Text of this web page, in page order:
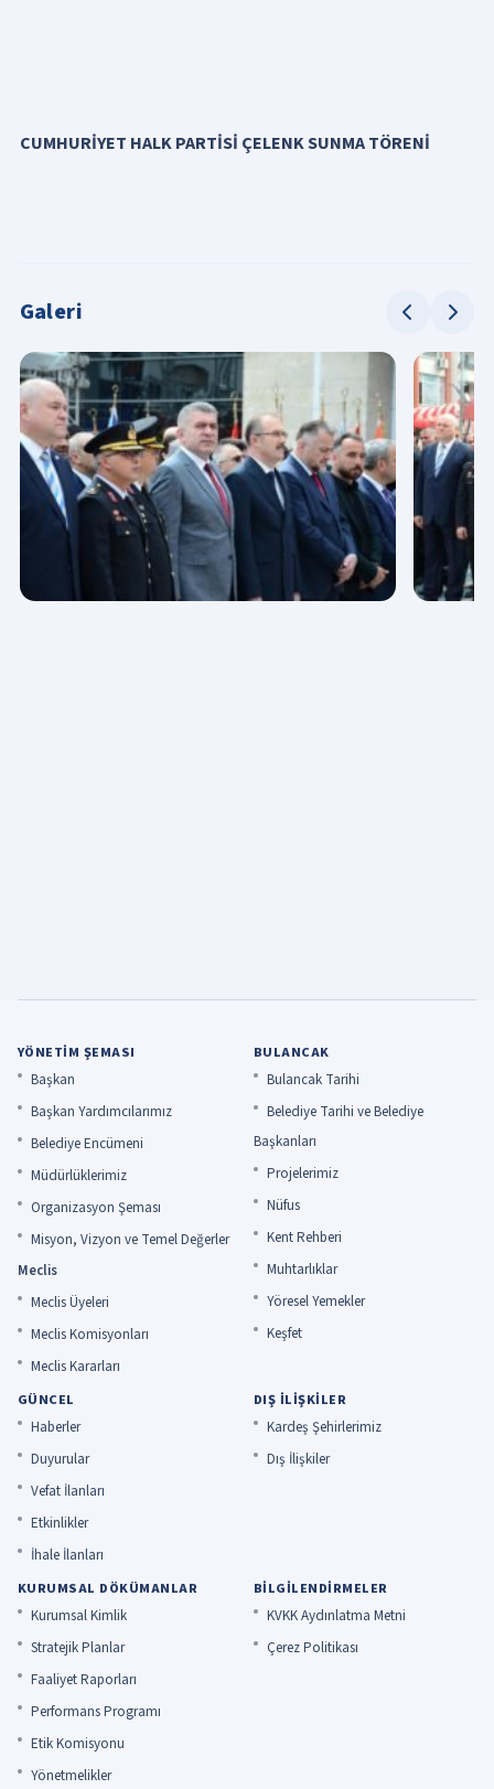
CUMHURİYET HALK PARTİSİ ÇELENK SUNMA TÖRENİ
Galeri
YÖNETIM ŞEMASI
Başkan
Başkan Yardımcılarımız
Belediye Encümeni
Müdürlüklerimiz
Organizasyon Şeması
Misyon, Vizyon ve Temel Değerler
Meclis
Meclis Üyeleri
Meclis Komisyonları
Meclis Kararları
BULANCAK
Bulancak Tarihi
Belediye Tarihi ve Belediye
Başkanları
Projelerimiz
Nüfus
Kent Rehberi
Muhtarlıklar
Yöresel Yemekler
Keşfet
GÜNCEL
Haberler
Duyurular
Vefat İlanları
Etkinlikler
İhale İlanları
DIŞ İLIŞKILER
Kardeş Şehirlerimiz
Dış İlişkiler
KURUMSAL DÖKÜMANLAR
Kurumsal Kimlik
Stratejik Planlar
Faaliyet Raporları
Performans Programı
Etik Komisyonu
Yönetmelikler
BILGILENDIRMELER
KVKK Aydınlatma Metni
Çerez Politikası